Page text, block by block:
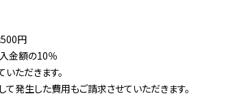
円
金額の10％
ただきます。
発生した費用もご請求させていただきます。